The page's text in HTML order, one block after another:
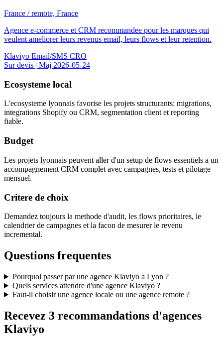
France / remote, France
Agence e-commerce et CRM recommandee pour les marques qui
veulent ameliorer leurs revenus email, leurs flows et leur retention.
Klaviyo Email/SMS CRO
Sur devis | Maj 2026-05-24
Ecosysteme local
L'ecosysteme lyonnais favorise les projets structurants: migrations,
integrations Shopify ou CRM, segmentation client et reporting
fiable.
Budget
Les projets lyonnais peuvent aller d'un setup de flows essentiels a un
accompagnement CRM complet avec campagnes, tests et pilotage
mensuel.
Critere de choix
Demandez toujours la methode d'audit, les flows prioritaires, le
calendrier de campagnes et la facon de mesurer le revenu
incremental.
Questions frequentes
Pourquoi passer par une agence Klaviyo a Lyon ?
Quels services attendre d'une agence Klaviyo ?
Faut-il choisir une agence locale ou une agence remote ?
Recevez 3 recommandations d'agences
Klaviyo